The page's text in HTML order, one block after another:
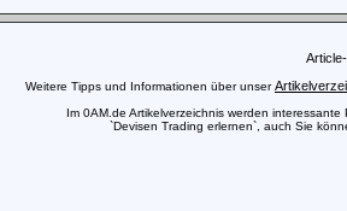
Weitere Tipps und Informationen über unser
Im 0AM.de Artikelverzeichnis werden
`Devisen Trading erlernen`, auch Sie